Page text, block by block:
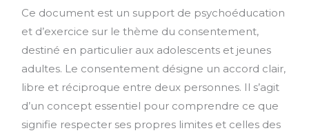
Ce document est un support de psychoéducation
et d’exercice sur le thème du consentement,
destiné en particulier aux adolescents et jeunes
adultes. Le consentement désigne un accord clair,
libre et réciproque entre deux personnes. Il s’agit
d’un concept essentiel pour comprendre ce que
signifie respecter ses propres limites et celles des